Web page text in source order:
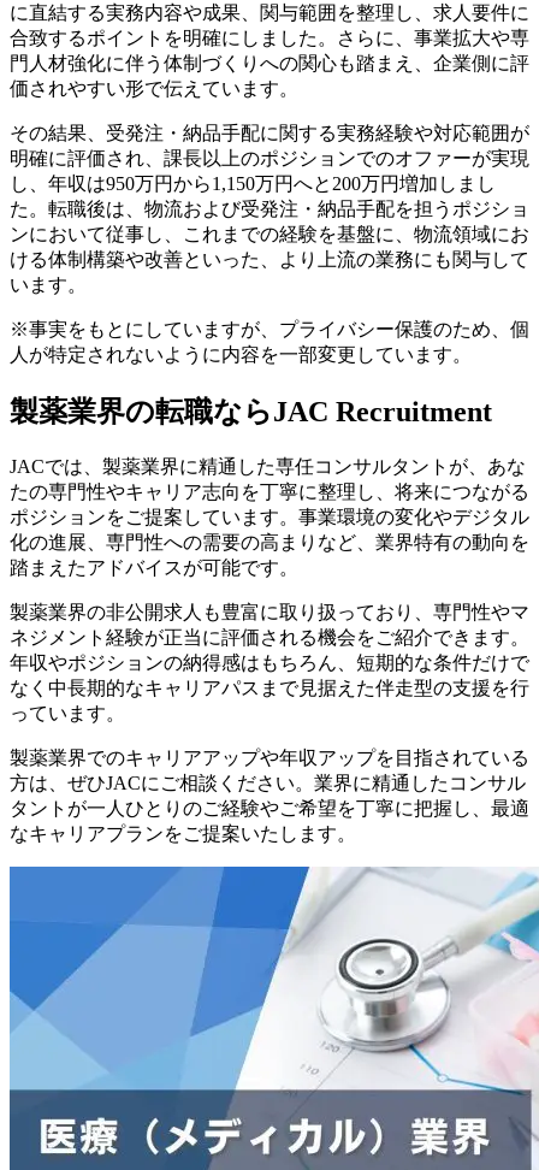
に直結する実務内容や成果、関与範囲を整理し、求人要件に
合致するポイントを明確にしました。さらに、事業拡大や専
門人材強化に伴う体制づくりへの関心も踏まえ、企業側に評
価されやすい形で伝えています。
その結果、受発注・納品手配に関する実務経験や対応範囲が
明確に評価され、課長以上のポジションでのオファーが実現
し、年収は950万円から1,150万円へと200万円増加しまし
た。転職後は、物流および受発注・納品手配を担うポジショ
ンにおいて従事し、これまでの経験を基盤に、物流領域にお
ける体制構築や改善といった、より上流の業務にも関与して
います。
※事実をもとにしていますが、プライバシー保護のため、個
人が特定されないように内容を一部変更しています。
製薬業界の転職ならJAC Recruitment
JACでは、製薬業界に精通した専任コンサルタントが、あな
たの専門性やキャリア志向を丁寧に整理し、将来につながる
ポジションをご提案しています。事業環境の変化やデジタル
化の進展、専門性への需要の高まりなど、業界特有の動向を
踏まえたアドバイスが可能です。
製薬業界の非公開求人も豊富に取り扱っており、専門性やマ
ネジメント経験が正当に評価される機会をご紹介できます。
年収やポジションの納得感はもちろん、短期的な条件だけで
なく中長期的なキャリアパスまで見据えた伴走型の支援を行
っています。
製薬業界でのキャリアアップや年収アップを目指されている
方は、ぜひJACにご相談ください。業界に精通したコンサル
タントが一人ひとりのご経験やご希望を丁寧に把握し、最適
なキャリアプランをご提案いたします。